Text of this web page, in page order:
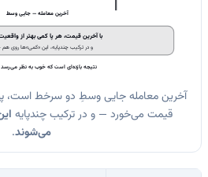
آخرین معامله — جایی وسط
با آخرین قیمت، هر پا کمی بهتر از
و در ترکیب چندپایه، این «کمی»ها روی
نتیجه بازده‌ای است که خوب به نظر
آخرین معامله جایی وسطِ دو سرخط است،
قیمت می‌خورد — و در ترکیب چندپایه
می‌شوند.